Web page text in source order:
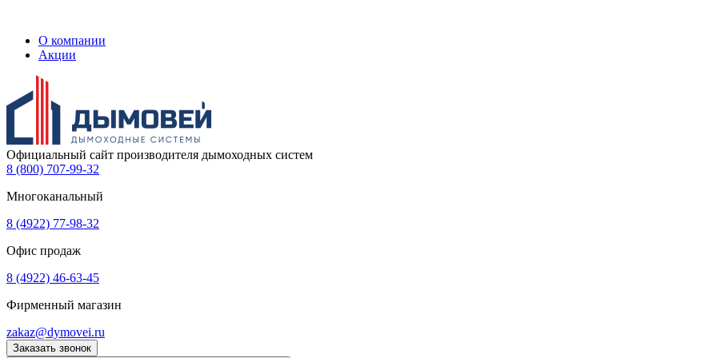
О компании
Акции
Официальный сайт производителя дымоходных систем
8 (800) 707-99-32
Многоканальный
8 (4922) 77-98-32
Офис продаж
8 (4922) 46-63-45
Фирменный магазин
zakaz@dymovei.ru
Заказать звонок